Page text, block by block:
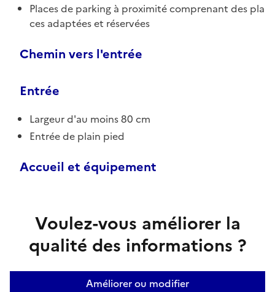
Places de parking à proximité comprenant des pla
ces adaptées et réservées
Chemin vers l'entrée
Entrée
Largeur d'au moins 80 cm
Entrée de plain pied
Accueil et équipement
Voulez-vous améliorer la
qualité des informations ?
Améliorer ou modifier